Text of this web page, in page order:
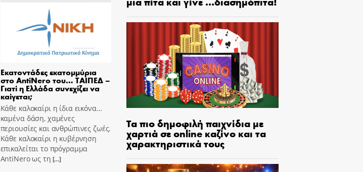
Εκατοντάδες εκατομμύρια
στο AntiNero του… ΤΑΙΠΕΔ –
Γιατί η Ελλάδα συνεχίζει να
καίγεται;
Κάθε καλοκαίρι η ίδια εικόνα…
καμένα δάση, χαμένες
περιουσίες και ανθρώπινες ζωές.
Κάθε καλοκαίρι η κυβέρνηση
επικαλείται το πρόγραμμα
AntiNero ως τη […]
Τα πιο δημοφιλή παιχνίδια με
χαρτιά σε online καζίνο και τα
χαρακτηριστικά τους